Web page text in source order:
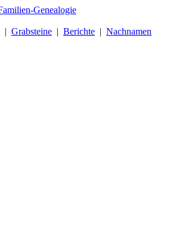
| Grabsteine | Berichte | Nachnamen